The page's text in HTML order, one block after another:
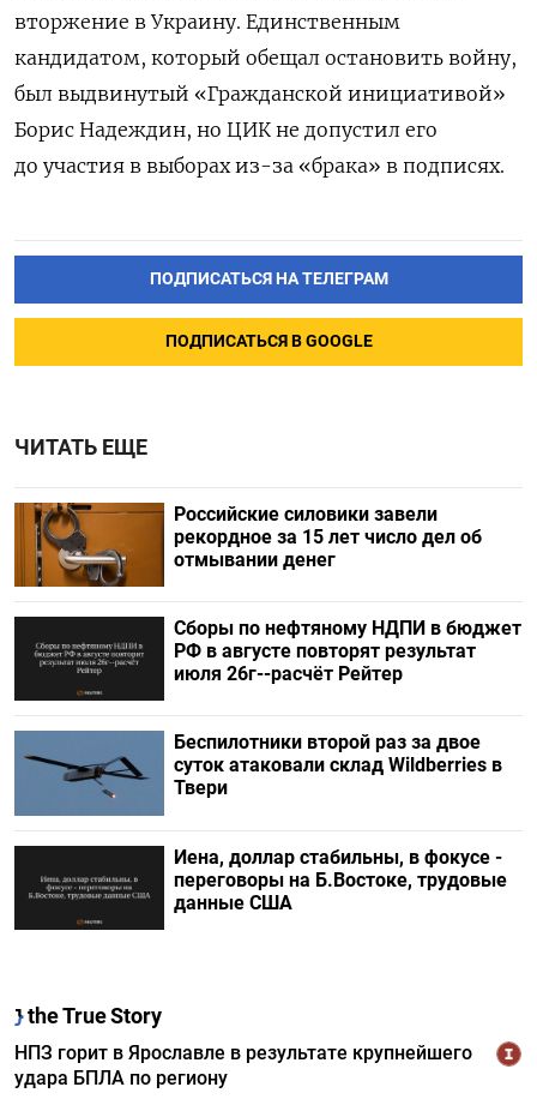
вторжение в Украину. Единственным
кандидатом, который обещал остановить войну,
был выдвинутый «Гражданской инициативой»
Борис Надеждин, но ЦИК не допустил его
до участия в выборах из-за «брака» в подписях.
ПОДПИСАТЬСЯ НА ТЕЛЕГРАМ
ПОДПИСАТЬСЯ В GOOGLE
ЧИТАТЬ ЕЩЕ
Российские силовики завели
рекордное за 15 лет число дел об
отмывании денег
Сборы по нефтяному НДПИ в бюджет
РФ в августе повторят результат
июля 26г--расчёт Рейтер
Беспилотники второй раз за двое
суток атаковали склад Wildberries в
Твери
Иена, доллар стабильны, в фокусе -
переговоры на Б.Востоке, трудовые
данные США